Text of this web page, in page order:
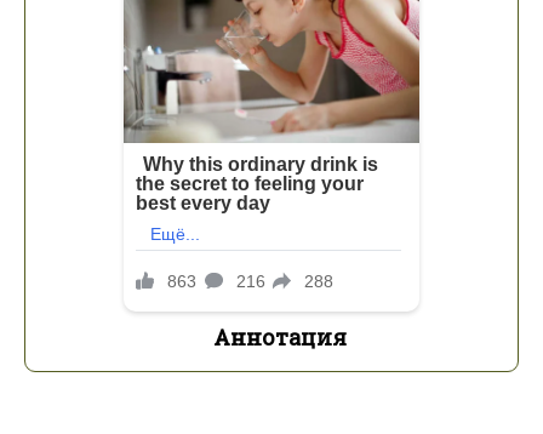
Аннотация